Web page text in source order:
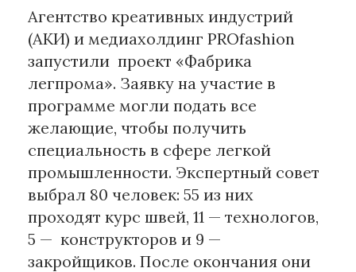
Образование
Издательское дело
Музыка
Музеи
Материалы партнеров
АКИ
Artists / Художники.РФ
n'RIS
Онлайн патент
Цифровой Сарафан
Агентство креативных индустрий
(АКИ) и медиахолдинг PROfashion
запустили проект «Фабрика
легпрома». Заявку на участие в
программе могли подать все
желающие, чтобы получить
специальность в сфере легкой
промышленности. Экспертный совет
выбрал 80 человек: 55 из них
проходят курс швей, 11 — технологов,
5 — конструкторов и 9 —
закройщиков. После окончания они